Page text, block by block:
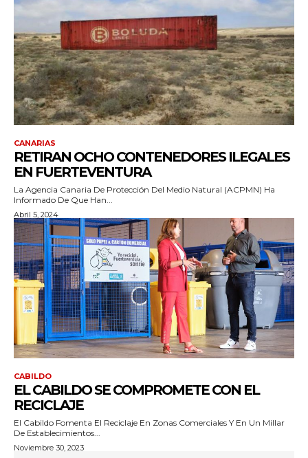
CANARIAS
RETIRAN OCHO CONTENEDORES ILEGALES
EN FUERTEVENTURA
La Agencia Canaria De Protección Del Medio Natural (ACPMN) Ha
Informado De Que Han...
Abril 5, 2024
CABILDO
EL CABILDO SE COMPROMETE CON EL
RECICLAJE
El Cabildo Fomenta El Reciclaje En Zonas Comerciales Y En Un Millar
De Establecimientos...
Noviembre 30, 2023